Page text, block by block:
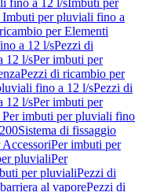
fino a 12 l/sImbuti per
per pluviali fino a
per Elementi
a 12 l/sPezzi di
12 l/sPer imbuti per
Pezzi di ricambio per
fino a 12 l/sPezzi di
12 l/sPer imbuti per
imbuti per pluviali fino
Sistema di fissaggio
Per imbuti per
pluvialiPer
per pluvialiPezzi di
al vaporePezzi di